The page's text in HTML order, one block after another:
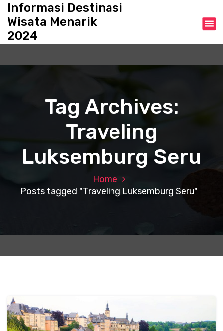
Informasi Destinasi
Wisata Menarik
2024
Tag Archives:
Traveling
Luksemburg Seru
Home
Posts tagged "Traveling Luksemburg Seru"